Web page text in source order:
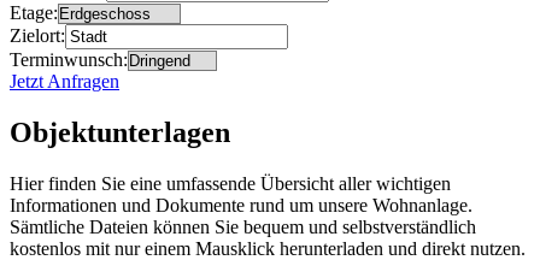
Etage:
Zielort:
Terminwunsch:
Jetzt Anfragen
Objektunterlagen
Hier finden Sie eine umfassende Übersicht aller wichtigen
Informationen und Dokumente rund um unsere Wohnanlage.
Sämtliche Dateien können Sie bequem und selbstverständlich
kostenlos mit nur einem Mausklick herunterladen und direkt nutzen.